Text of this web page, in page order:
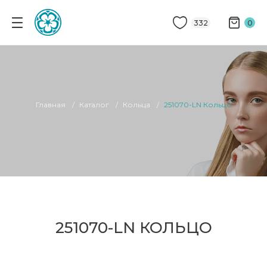
332 0
Главная Каталог Кольца 251070-LN Кольцо
251070-LN КОЛЬЦО